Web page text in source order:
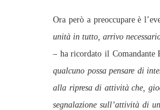
Ora però a preoccupare è
unità in tutto, arrivo
– ha ricordato il Comandante
qualcuno possa pensare di
alla ripresa di attività che,
segnalazione sull’attività di